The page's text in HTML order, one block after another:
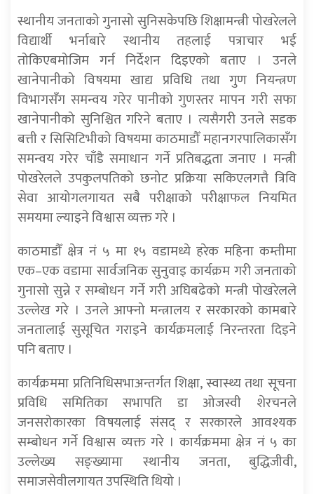
स्थानीय जनताको गुनासो सुनिसकेपछि शिक्षामन्त्री पोखरेलले
विद्यार्थी भर्नाबारे स्थानीय तहलाई पत्राचार भई
तोकिएबमोजिम गर्न निर्देशन दिइएको बताए । उनले
खानेपानीको विषयमा खाद्य प्रविधि तथा गुण नियन्त्रण
विभागसँग समन्वय गरेर पानीको गुणस्तर मापन गरी सफा
खानेपानीको सुनिश्चित गरिने बताए । त्यसैगरी उनले सडक
बत्ती र सिसिटिभीको विषयमा काठमाडौँ महानगरपालिकासँग
समन्वय गरेर चाँडै समाधान गर्ने प्रतिबद्धता जनाए । मन्त्री
पोखरेलले उपकुलपतिको छनोट प्रक्रिया सकिएलगत्तै त्रिवि
सेवा आयोगलगायत सबै परीक्षाको परीक्षाफल नियमित
समयमा ल्याइने विश्वास व्यक्त गरे ।
काठमाडौँ क्षेत्र नं ५ मा १५ वडामध्ये हरेक महिना कम्तीमा
एक–एक वडामा सार्वजनिक सुनुवाइ कार्यक्रम गरी जनताको
गुनासो सुन्ने र सम्बोधन गर्ने गरी अघिबढेको मन्त्री पोखरेलले
उल्लेख गरे । उनले आफ्नो मन्त्रालय र सरकारको कामबारे
जनतालाई सुसूचित गराइने कार्यक्रमलाई निरन्तरता दिइने
पनि बताए ।
कार्यक्रममा प्रतिनिधिसभाअन्तर्गत शिक्षा, स्वास्थ्य तथा सूचना
प्रविधि समितिका सभापति डा ओजस्वी शेरचनले
जनसरोकारका विषयलाई संसद् र सरकारले आवश्यक
सम्बोधन गर्ने विश्वास व्यक्त गरे । कार्यक्रममा क्षेत्र नं ५ का
उल्लेख्य सङ्ख्यामा स्थानीय जनता, बुद्धिजीवी,
समाजसेवीलगायत उपस्थिति थियो ।